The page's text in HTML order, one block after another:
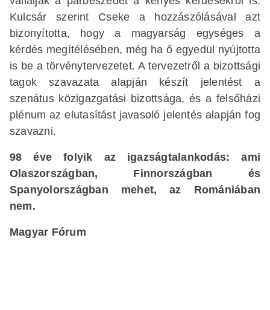
Kulcsár szerint Cseke a hozzászólásával azt
bizonyította, hogy a magyarság egységes a
kérdés megítélésében, még ha ő egyedül nyújtotta
is be a törvénytervezetet. A tervezetről a bizottsági
tagok szavazata alapján készít jelentést a
szenátus közigazgatási bizottsága, és a felsőházi
plénum az elutasítást javasoló jelentés alapján fog
szavazni.
98 éve folyik az igazságtalankodás: ami
Olaszországban, Finnországban és
Spanyolországban mehet, az Romániában
nem.
Magyar Fórum